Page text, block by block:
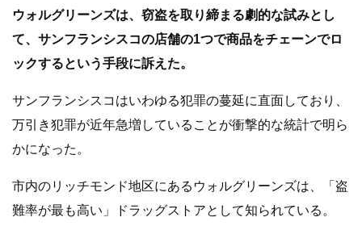
ウォルグリーンズは、窃盗を取り締まる劇的な試みとし
て、サンフランシスコの店舗の1つで商品をチェーンでロ
ックするという手段に訴えた。
サンフランシスコはいわゆる犯罪の蔓延に直面しており、
万引き犯罪が近年急増していることが衝撃的な統計で明ら
かになった。
市内のリッチモンド地区にあるウォルグリーンズは、「盗
難率が最も高い」ドラッグストアとして知られている。